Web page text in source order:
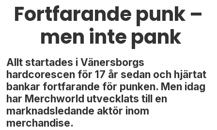
Fortfarande punk –
men inte pank
Allt startades i Vänersborgs
hardcorescen för 17 år sedan och hjärtat
bankar fortfarande för punken. Men idag
har Merchworld utvecklats till en
marknadsledande aktör inom
merchandise.